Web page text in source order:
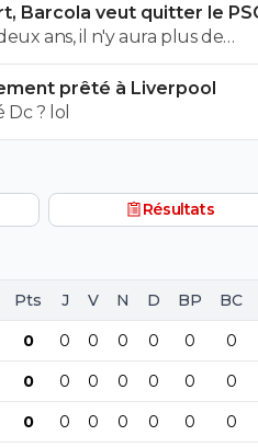
une prolongation alors
dis qu il partira libre dans 2
Barcola veut quitter le
ans, il n'y aura plus de
Dans un an et demi, le
son mot à dire. On voit
partout chez toi.
prêté à Liverpool
Dc ? lol
Résultats
Pts J V N D BP BC
0 0 0 0 0 0 0
0 0 0 0 0 0 0
0 0 0 0 0 0 0